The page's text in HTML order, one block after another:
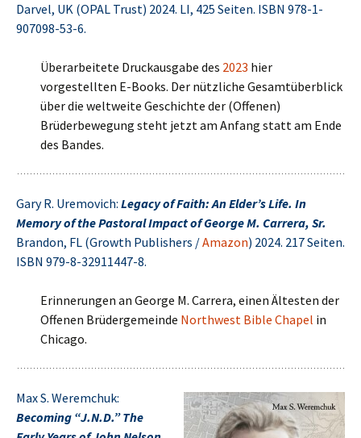
Darvel, UK (OPAL Trust) 2024. LI, 425 Seiten. ISBN 978-1-
907098-53-6.
Überarbeitete Druckausgabe des 2023 hier
vorgestellten E-Books. Der nützliche Gesamtüberblick
über die weltweite Geschichte der (Offenen)
Brüderbewegung steht jetzt am Anfang statt am Ende
des Bandes.
Gary R. Uremovich: Legacy of Faith: An Elder’s Life. In
Memory of the Pastoral Impact of George M. Carrera, Sr.
Brandon, FL (Growth Publishers /Amazon) 2024. 217 Seiten.
ISBN 979-8-32911447-8.
Erinnerungen an George M. Carrera, einen Ältesten der
Offenen Brüdergemeinde North­west Bible Chapel in
Chicago.
Max S. Weremchuk:
Becoming “J.N.D.” The